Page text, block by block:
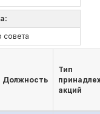
совета
Должность
Тип
акций